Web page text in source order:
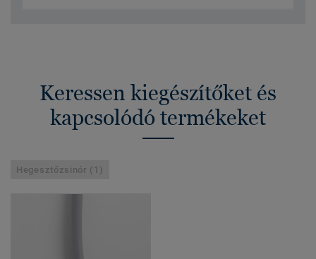
Keressen kiegészítőket és
kapcsolódó termékeket
Hegesztőzsinór (1)